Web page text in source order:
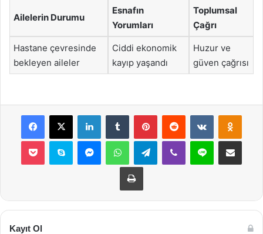
Ailelerin Durumu
Esnafın
Yorumları
Toplumsal
Çağrı
Hastane çevresinde
bekleyen aileler
Ciddi ekonomik
kayıp yaşandı
Huzur ve
güven çağrısı
Facebook
X LinkedInTumblr PinterestReddit VKontakte
Pocket Skype MessengerWhatsAppTelegramViber Line E-Posta ile
Yazdır
Kayıt Ol